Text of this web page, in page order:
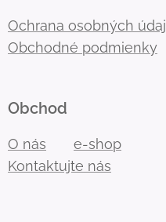
Ochrana osobných
Obchodné podmienky
Obchod
O nás
e-shop
Kontaktujte nás